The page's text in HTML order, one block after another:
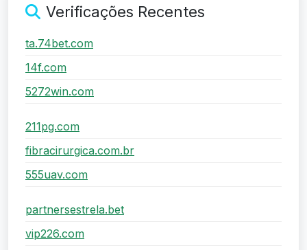
Verificações Recentes
ta.74bet.com
14f.com
5272win.com
211pg.com
fibracirurgica.com.br
555uav.com
partnersestrela.bet
vip226.com